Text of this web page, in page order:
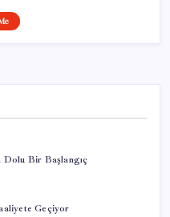
Dolu Bir Başlangıç
Geçiyor